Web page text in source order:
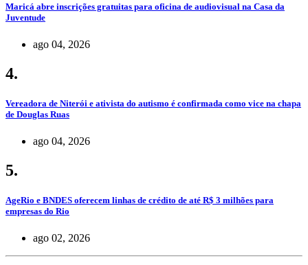
Maricá abre inscrições gratuitas para oficina de audiovisual na Casa da
Juventude
ago 04, 2026
4.
Vereadora de Niterói e ativista do autismo é confirmada como vice na chapa
de Douglas Ruas
ago 04, 2026
5.
AgeRio e BNDES oferecem linhas de crédito de até R$ 3 milhões para
empresas do Rio
ago 02, 2026